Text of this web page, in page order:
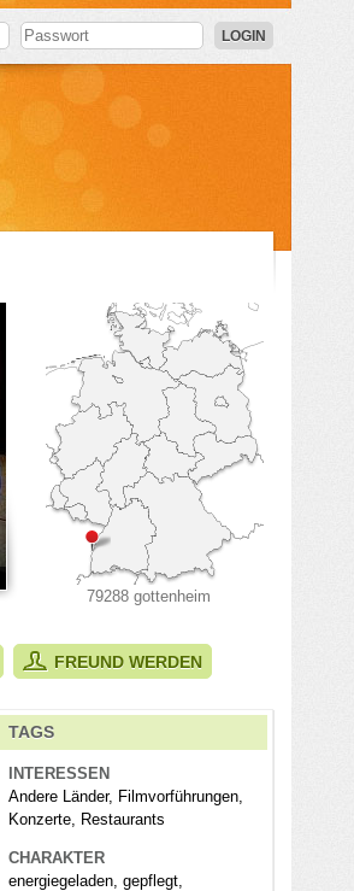
LOGIN
79288 gottenheim
FREUND WERDEN
TAGS
INTERESSEN
Andere Länder, Filmvorführungen,
Konzerte, Restaurants
CHARAKTER
energiegeladen, gepflegt,